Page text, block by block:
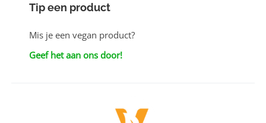
Tip een product
Mis je een vegan product?
Geef het aan ons door!